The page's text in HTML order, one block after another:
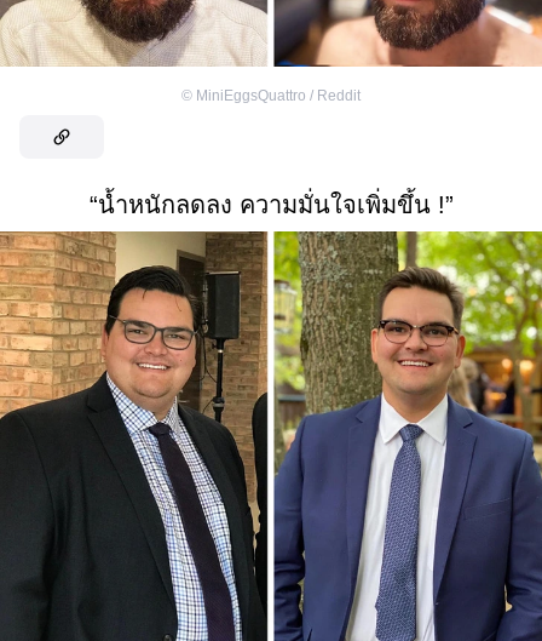
© MiniEggsQuattro / Reddit
“น้ำหนักลดลง ความมั่นใจเพิ่มขึ้น !”